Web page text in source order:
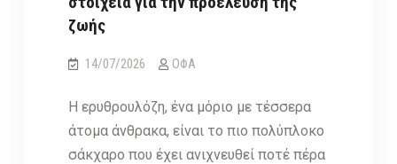
ζωής
14/07/2026 ΟΦΑ
Η ερυθρουλόζη, ένα μόριο με τέσσερα
άτομα άνθρακα, είναι το πιο πολύπλοκο
σάκχαρο που έχει ανιχνευθεί ποτέ πέρα